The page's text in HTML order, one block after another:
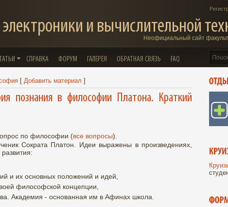
и вычислительной
Неофициальный сайт
СПРАВКА ФОРУМ ГАЛЕРЕЯ ОБРАТНАЯ СВЯЗЬ FAQ
[ Добавить материал ]
познания в философии Платона. Краткий
по философии (все вопросы).
Сократа Платон. Идеи выражены в произведениях,
и их основных положений и идей,
философской концепции,
Академия - основанная им в Афинах школа.